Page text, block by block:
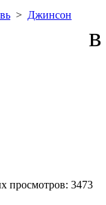
> Джинсон
просмотров: 3473